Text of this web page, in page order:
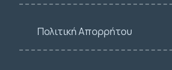
Πολιτική Απορρήτου